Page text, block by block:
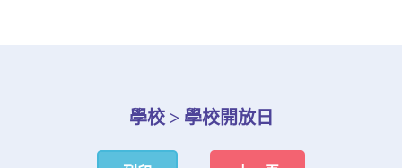
學校 > 學校開放日